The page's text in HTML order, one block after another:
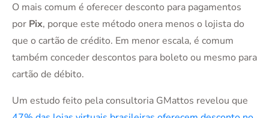
O mais comum é oferecer desconto para pagamentos
por Pix, porque este método onera menos o lojista do
que o cartão de crédito. Em menor escala, é comum
também conceder descontos para boleto ou mesmo para
cartão de débito.
Um estudo feito pela consultoria GMattos revelou que